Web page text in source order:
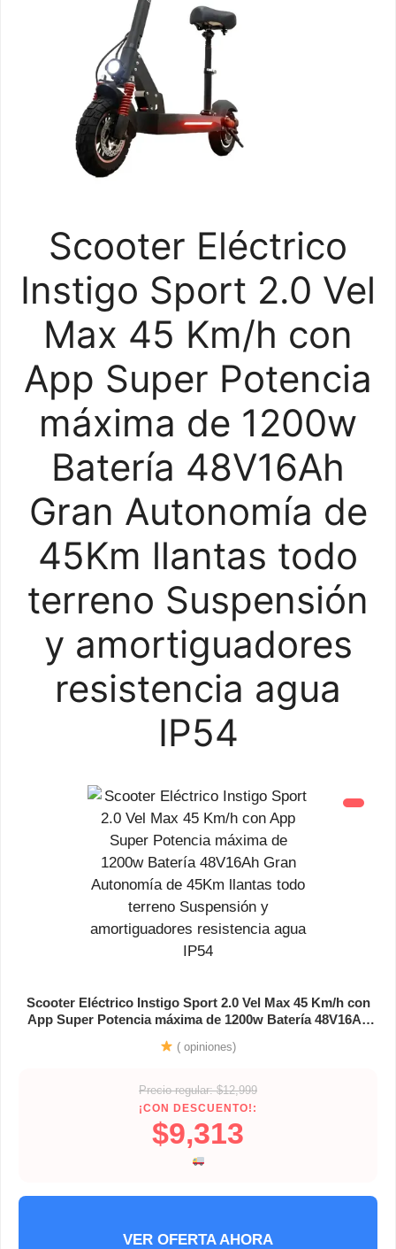
Scooter Eléctrico
Instigo Sport 2.0 Vel
Max 45 Km/h con
App Super Potencia
máxima de 1200w
Batería 48V16Ah
Gran Autonomía de
45Km llantas todo
terreno Suspensión
y amortiguadores
resistencia agua
IP54
Scooter Eléctrico Instigo Sport 2.0 Vel Max 45 Km/h con
App Super Potencia máxima de 1200w Batería 48V16Ah
Suspensión y amortiguadores resistencia agua IP54
( opiniones)
Precio regular: $12,999
¡CON DESCUENTO!:
$9,313
VER OFERTA AHORA